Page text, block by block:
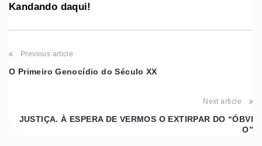
Kandando daqui!
Previous article
O Primeiro Genocídio do Século XX
Next article
JUSTIÇA. À ESPERA DE VERMOS O EXTIRPAR DO “ÓBVI
O”